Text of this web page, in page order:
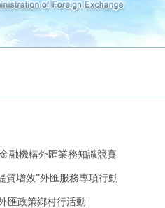
融機構外匯業務知識競賽
質增效”外匯服務專項行動
匯政策鄉村行活動